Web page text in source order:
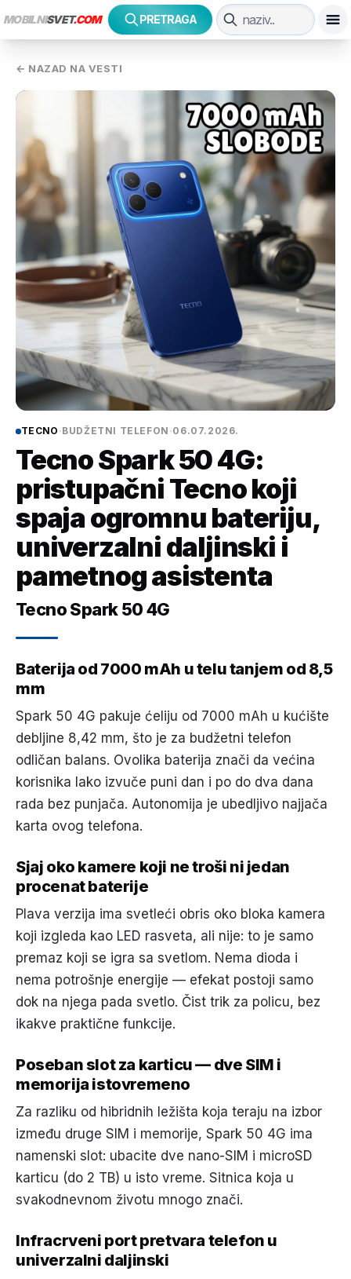
MOBILNISVET.COM PRETRAGA
← NAZAD NA VESTI
TECNO ·BUDŽETNI TELEFON ·06.07.2026.
Tecno Spark 50 4G:
pristupačni Tecno koji
spaja ogromnu bateriju,
univerzalni daljinski i
pametnog asistenta
Tecno Spark 50 4G
Baterija od 7000 mAh u telu tanjem od 8,5
mm
Spark 50 4G pakuje ćeliju od 7000 mAh u kućište
debljine 8,42 mm, što je za budžetni telefon
odličan balans. Ovolika baterija znači da većina
korisnika lako izvuče puni dan i po do dva dana
rada bez punjača. Autonomija je ubedljivo najjača
karta ovog telefona.
Sjaj oko kamere koji ne troši ni jedan
procenat baterije
Plava verzija ima svetleći obris oko bloka kamera
koji izgleda kao LED rasveta, ali nije: to je samo
premaz koji se igra sa svetlom. Nema dioda i
nema potrošnje energije — efekat postoji samo
dok na njega pada svetlo. Čist trik za policu, bez
ikakve praktične funkcije.
Poseban slot za karticu — dve SIM i
memorija istovremeno
Za razliku od hibridnih ležišta koja teraju na izbor
između druge SIM i memorije, Spark 50 4G ima
namenski slot: ubacite dve nano-SIM i microSD
karticu (do 2 TB) u isto vreme. Sitnica koja u
svakodnevnom životu mnogo znači.
Infracrveni port pretvara telefon u
univerzalni daljinski